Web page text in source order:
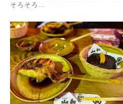
そろそろ…